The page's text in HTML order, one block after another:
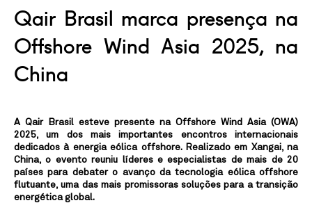
Qair Brasil marca presença na
Offshore Wind Asia 2025, na
China
A Qair Brasil esteve presente na Offshore Wind Asia (OWA)
2025, um dos mais importantes encontros internacionais
dedicados à energia eólica offshore. Realizado em Xangai, na
China, o evento reuniu líderes e especialistas de mais de 20
países para debater o avanço da tecnologia eólica offshore
flutuante, uma das mais promissoras soluções para a transição
energética global.